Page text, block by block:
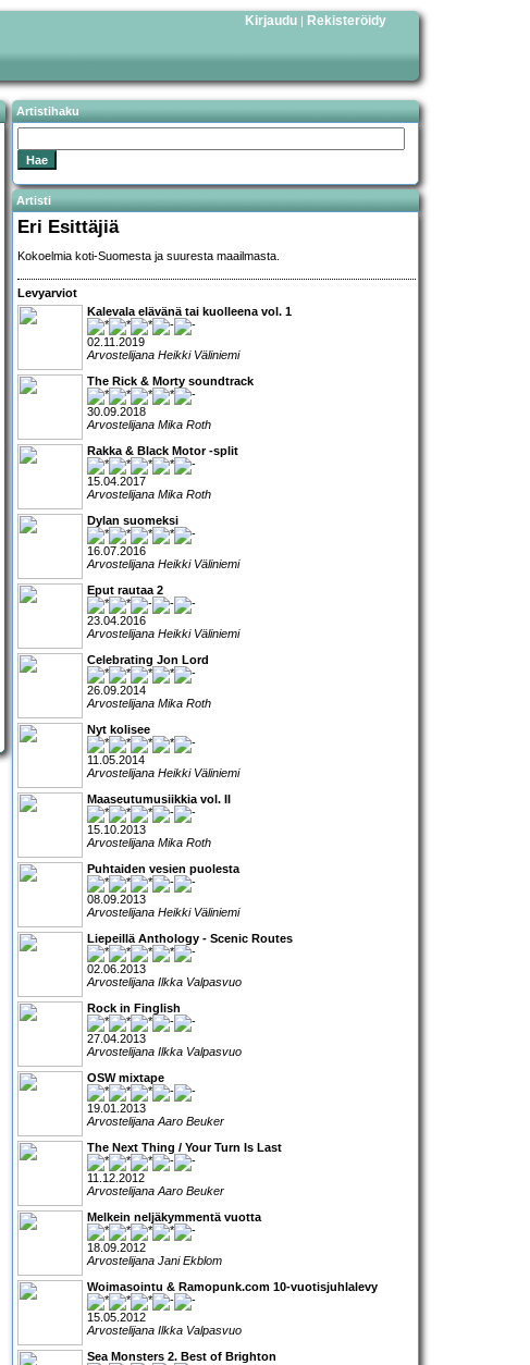
Kirjaudu | Rekisteröidy
Artistihaku
Artisti
Eri Esittäjiä
Kokoelmia koti-Suomesta ja suuresta maailmasta.
Levyarviot
Kalevala elävänä tai kuolleena vol. 1
02.11.2019
Arvostelijana Heikki Väliniemi
The Rick & Morty soundtrack
30.09.2018
Arvostelijana Mika Roth
Rakka & Black Motor -split
15.04.2017
Arvostelijana Mika Roth
Dylan suomeksi
16.07.2016
Arvostelijana Heikki Väliniemi
Eput rautaa 2
23.04.2016
Arvostelijana Heikki Väliniemi
Celebrating Jon Lord
26.09.2014
Arvostelijana Mika Roth
Nyt kolisee
11.05.2014
Arvostelijana Heikki Väliniemi
Maaseutumusiikkia vol. II
15.10.2013
Arvostelijana Mika Roth
Puhtaiden vesien puolesta
08.09.2013
Arvostelijana Heikki Väliniemi
Liepeillä Anthology - Scenic Routes
02.06.2013
Arvostelijana Ilkka Valpasvuo
Rock in Finglish
27.04.2013
Arvostelijana Ilkka Valpasvuo
OSW mixtape
19.01.2013
Arvostelijana Aaro Beuker
The Next Thing / Your Turn Is Last
11.12.2012
Arvostelijana Aaro Beuker
Melkein neljäkymmentä vuotta
18.09.2012
Arvostelijana Jani Ekblom
Woimasointu & Ramopunk.com 10-vuotisjuhlalevy
15.05.2012
Arvostelijana Ilkka Valpasvuo
Sea Monsters 2. Best of Brighton